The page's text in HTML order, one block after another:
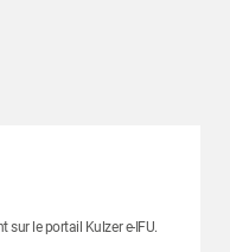
sur le portail Kulzer e-IFU.